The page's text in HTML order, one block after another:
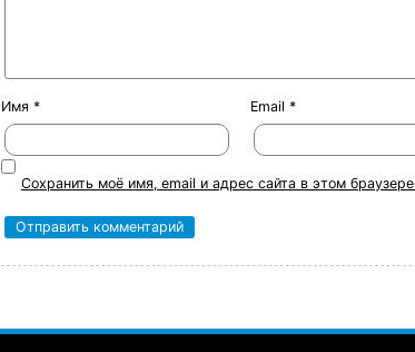
Имя * Email*
Сохранить моё имя, email и адрес сайта в этом